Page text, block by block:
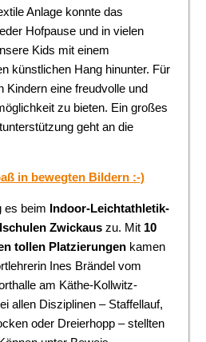
Anlage konnte das
Hofpause und in vielen
Kids mit einem
künstlichen Hang hinunter. Für
Kindern eine freudvolle und
zu bieten. Ein großes
geht an die
in bewegten Bildern :-)
es beim Indoor-Leichtathletik-
Zwickaus zu. Mit 10
tollen Platzierungen kamen
Ines Brändel vom
am Käthe-Kollwitz-
allen Disziplinen – Staffellauf,
oder Dreierhopp – stellten